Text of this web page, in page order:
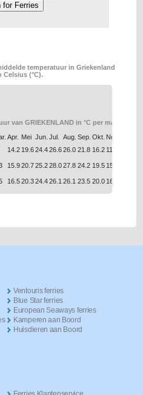
temperatuur in Griekenland
Celsius (°C).
van GRIEKENLAND in °C per maand.
Apr. Mei Jun. Jul. Aug. Sep. Okt. Nov.
14.2 19.624.426.626.0 21.8 16.2 11.0
15.920.725.228.027.8 24.2 19.5 15.4
16.520.324.426.1 26.1 23.5 20.0 16.6
Ventouris ferries
Blue Star ferries
European Seaways ferries
Kamperen aan Boord
Huisdieren aan Boord